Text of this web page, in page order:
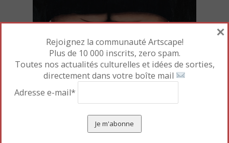
Rejoignez la communauté Artscape!
Plus de 10 000 inscrits, zero spam.
Toutes nos actualités culturelles et idées de sorties,
directement dans votre boîte mail
Adresse e-mail*
×